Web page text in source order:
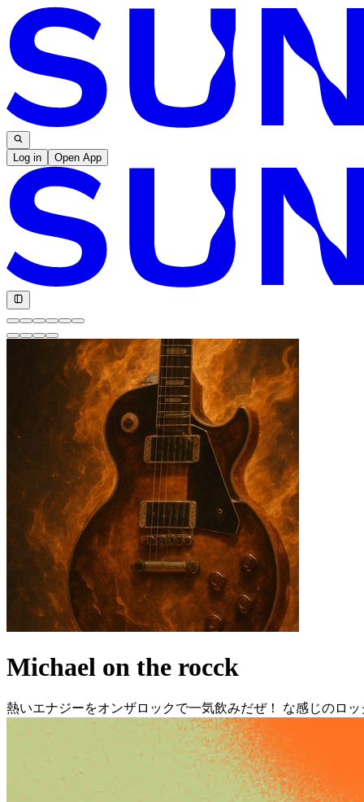
Log in Open App
Michael on the rocck
熱いエナジーをオンザロックで一気飲みだぜ！ な感じのロ